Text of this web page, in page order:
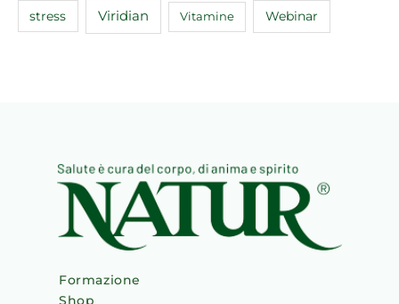
stress Viridian Vitamine Webinar
Formazione
Shop